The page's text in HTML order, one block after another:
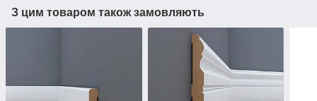
З цим товаром також замовляють